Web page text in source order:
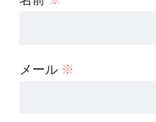
メール ※